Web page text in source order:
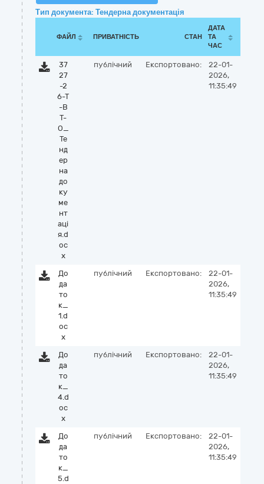
Тип документа: Тендерна документація
ФАЙЛ ПРИВАТНІСТЬ СТАН
ДАТА
ТА
ЧАС
37
27
-2
6-Т
-В
Т-
О_
Те
нд
ер
на
до
ку
ме
нт
аці
я.d
oc
x
публічний Експортовано:
22-01-
2026,
11:35:49
До
да
то
к_
1.d
oc
x
публічний Експортовано:
22-01-
2026,
11:35:49
До
да
то
к_
4.d
oc
x
публічний Експортовано:
22-01-
2026,
11:35:49
До
да
то
к_
5.d
публічний Експортовано:
22-01-
2026,
11:35:49